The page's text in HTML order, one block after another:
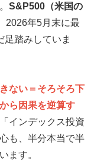
S&P500（米国の
2026年5月末に最
踏みしていま
ない＝そろそろ下
ら因果を逆算す
インデックス投資
も、半分本当で半
ます。